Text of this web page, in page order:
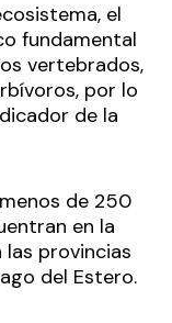
el
fundamental
vertebrados,
por lo
de la
de 250
en la
las provincias
del Estero.